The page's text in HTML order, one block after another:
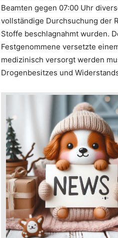
Beamten gegen 07:00 Uhr
vollständige Durchsuchung der
Stoffe beschlagnahmt wurden.
Festgenommene versetzte
medizinisch versorgt werden
Drogenbesitzes und